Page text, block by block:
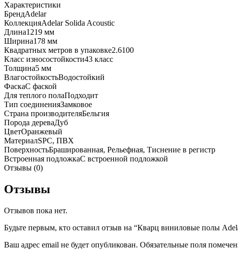
03826/400087436
Traditional
Oak
Характеристики
БрендAdelar
КоллекцияAdelar Solida Acoustic
Длина1219 мм
Ширина178 мм
Квадратных метров в упаковке2.6100
Класс износостойкости43 класс
Толщина5 мм
ВлагостойкостьВодостойкий
ФаскаС фаской
Для теплого полаПодходит
Тип соединенияЗамковое
Страна производителяБельгия
Порода дереваДуб
ЦветОранжевый
МатериалSPC, ПВХ
ПоверхностьБрашированная, Рельефная, Тиснение в регистр
Встроенная подложкаC встроенной подложкой
Отзывы (0)
Отзывы
Отзывов пока нет.
Будьте первым, кто оставил отзыв на “Кварц виниловые полы
Ваш адрес email не будет опубликован. Обязательные поля